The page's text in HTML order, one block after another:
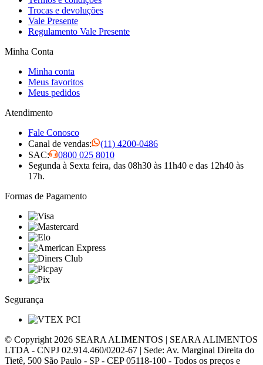
Trocas e devoluções
Vale Presente
Regulamento Vale Presente
Minha Conta
Minha conta
Meus favoritos
Meus pedidos
Atendimento
Fale Conosco
Canal de vendas:
(11) 4200-0486
SAC:
0800 025 8010
Segunda à Sexta feira, das 08h30 às 11h40 e das 12h40 às
17h.
Formas de Pagamento
Segurança
© Copyright 2026 SEARA ALIMENTOS | SEARA ALIMENTOS
LTDA - CNPJ 02.914.460/0202-67 | Sede: Av. Marginal Direita do
Tietê, 500 São Paulo - SP - CEP 05118-100 - Todos os preços e